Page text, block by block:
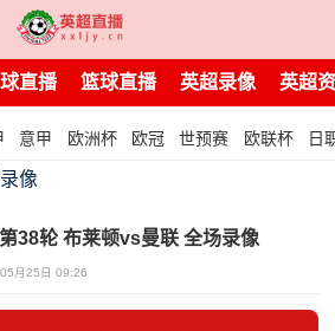
直播 篮球直播 英超录像 英超
意甲 欧洲杯 欧冠 世预赛 欧联杯 日
像
38轮 布莱顿vs曼联 全场录像
月25日 09:26